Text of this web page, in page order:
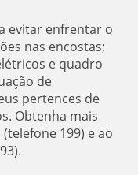
evitar enfrentar o
nas encostas;
e quadro
de
pertences de
Obtenha mais
199) e ao